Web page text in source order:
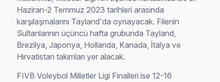
Haziran-2 Temmuz 2023 tarihleri arasında
karşılaşmalarını Tayland'da oynayacak. Filenin
Sultanlarının üçüncü hafta grubunda Tayland,
Brezilya, Japonya, Hollanda, Kanada, İtalya ve
Hırvatistan takımları yer alacak.
FIVB Voleybol Milletler Ligi Finalleri ise 12-16